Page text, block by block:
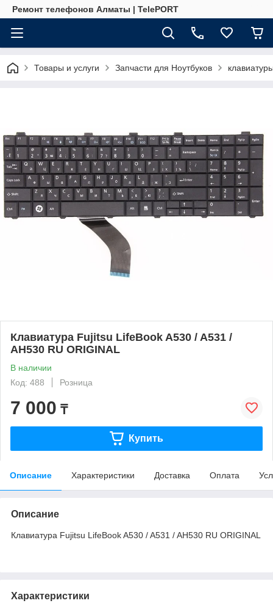
Ремонт телефонов Алматы | TelePORT
Товары и услуги Запчасти для Ноутбуков
Клавиатура Fujitsu LifeBook A530 / A531 /
AH530 RU ORIGINAL
В наличии
Код: 488
Розница
7 000 ₸
Купить
Описание Характеристики Доставка Оплата
Описание
Клавиатура Fujitsu LifeBook A530 / A531 / AH530 RU ORIGINAL
Характеристики